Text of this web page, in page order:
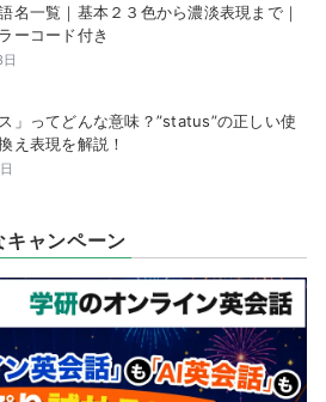
名一覧｜基本２３色から濃淡表現まで｜
ーコード付き
」ってどんな意味？”status”の正しい使
え表現を解説！
ャンペーン